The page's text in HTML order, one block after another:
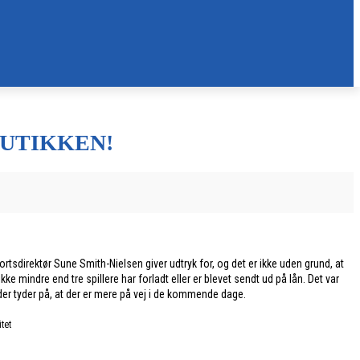
Sune Smith-Nielsen giver udtryk for, og det er ikke uden grund, at
mindre end tre spillere har forladt eller er blevet sendt ud på lån. Det var
tyder på, at der er mere på vej i de kommende dage.